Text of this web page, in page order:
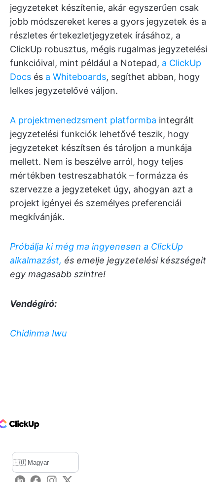
jegyzeteket készítenie, akár egyszerűen csak
jobb módszereket keres a gyors jegyzetek és a
részletes értekezletjegyzetek írásához, a
ClickUp robusztus, mégis rugalmas jegyzetelési
funkcióival, mint például a Notepad, a ClickUp
Docs és a Whiteboards, segíthet abban, hogy
lelkes jegyzetelővé váljon.
A projektmenedzsment platformba integrált
jegyzetelési funkciók lehetővé teszik, hogy
jegyzeteket készítsen és tároljon a munkája
mellett. Nem is beszélve arról, hogy teljes
mértékben testreszabhatók – formázza és
szervezze a jegyzeteket úgy, ahogyan azt a
projekt igényei és személyes preferenciái
megkívánják.
Próbálja ki még ma ingyenesen a ClickUp
alkalmazást, és emelje jegyzetelési készségeit
egy magasabb szintre!
Vendégíró:
Chidinma Iwu
Logo